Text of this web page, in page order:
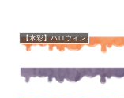
【水彩】ハロウィン